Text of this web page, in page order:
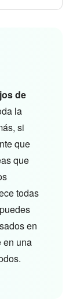
de
la
si
que
que
todas
en
en una